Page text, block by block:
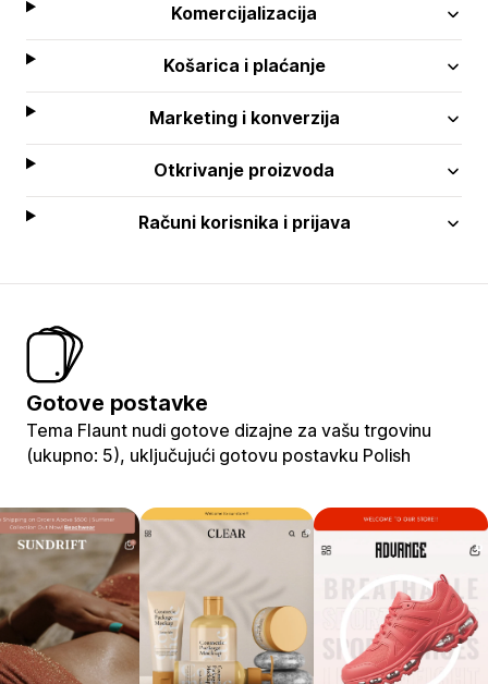
Komercijalizacija
Košarica i plaćanje
Marketing i konverzija
Otkrivanje proizvoda
Računi korisnika i prijava
Gotove postavke
Tema Flaunt nudi gotove dizajne za vašu trgovinu
(ukupno: 5), uključujući gotovu postavku Polish